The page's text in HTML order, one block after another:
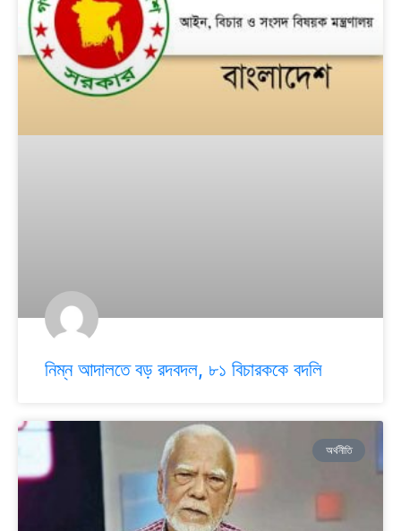
নিম্ন আদালতে বড় রদবদল, ৮১ বিচারককে বদলি
অর্থনীতি